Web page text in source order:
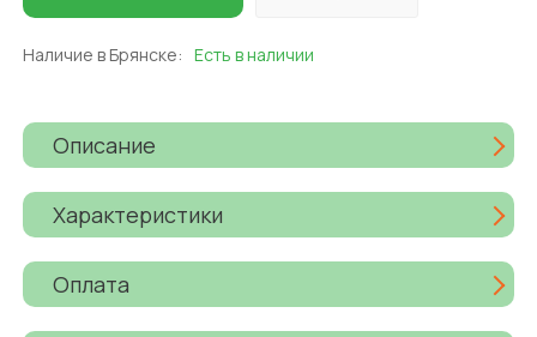
Наличие в Брянске: Есть в наличии
Описание
Характеристики
Оплата